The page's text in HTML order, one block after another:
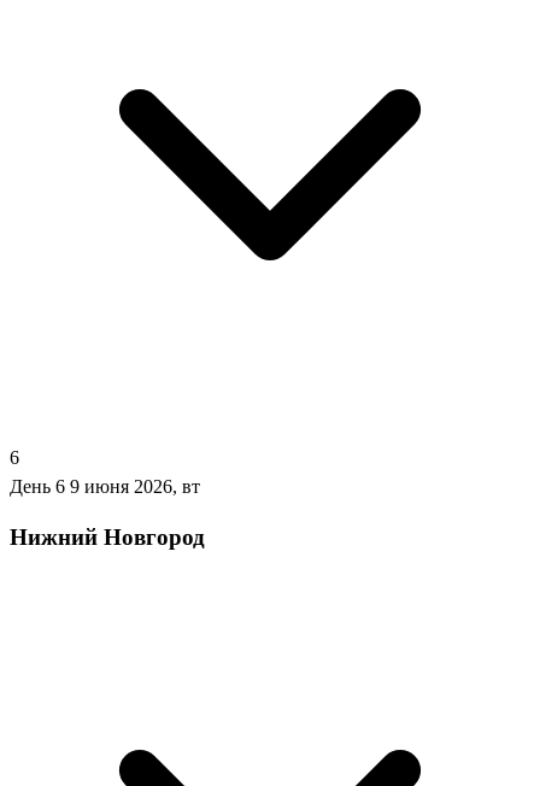
6
День 6 9 июня 2026, вт
Нижний Новгород